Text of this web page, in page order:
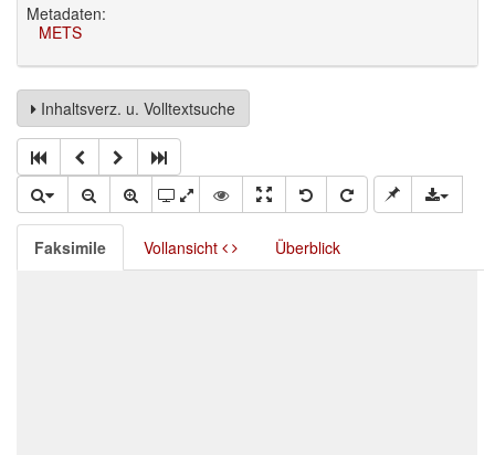
Metadaten:
METS
Inhaltsverz. u. Volltextsuche
Faksimile Vollansicht Überblick